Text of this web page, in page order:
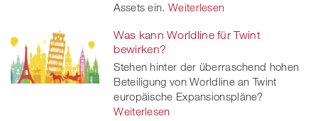
Assets ein. Weiterlesen
Was kann Worldline für Twint
bewirken?
Stehen hinter der überraschend hohen
Beteiligung von Worldline an Twint
europäische Expansionspläne?
Weiterlesen